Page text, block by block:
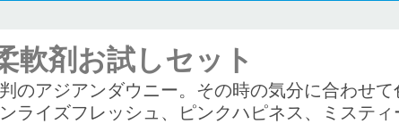
軟剤お試しセット
のアジアンダウニー。その時の気分に合わせ
ライズフレッシュ、ピンクハピネス、ミステ